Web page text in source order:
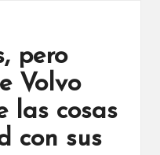
pero
Volvo
las cosas
con sus